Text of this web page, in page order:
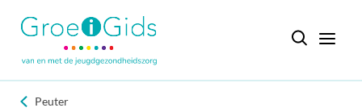
Peuter